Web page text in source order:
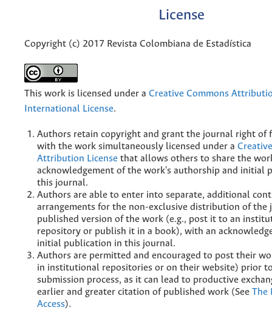
License
Copyright (c) 2017 Revista Colombiana de Estadística
This work is licensed under a Creative Commons
International License.
Authors retain copyright and grant the journal right of
with the work simultaneously licensed under a
Attribution License that allows others to share the
acknowledgement of the work's authorship and initial
this journal.
Authors are able to enter into separate, additional
arrangements for the non-exclusive distribution of the
published version of the work (e.g., post it to an
repository or publish it in a book), with an
initial publication in this journal.
Authors are permitted and encouraged to post their
in institutional repositories or on their website) prior
submission process, as it can lead to productive
earlier and greater citation of published work (See The
Access).